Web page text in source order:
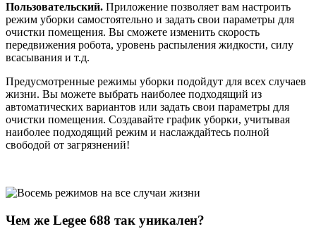
Пользовательский. Приложение позволяет вам настроить
режим уборки самостоятельно и задать свои параметры для
очистки помещения. Вы сможете изменить скорость
передвижения робота, уровень распыления жидкости, силу
всасывания и т.д.
Предусмотренные режимы уборки подойдут для всех случаев
жизни. Вы можете выбрать наиболее подходящий из
автоматических вариантов или задать свои параметры для
очистки помещения. Создавайте график уборки, учитывая
наиболее подходящий режим и наслаждайтесь полной
свободой от загрязнений!
Чем же Legee 688 так уникален?